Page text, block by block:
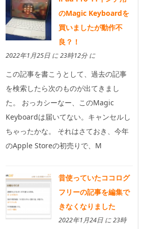
のMagic Keyboardを
買いましたが動作不
良？！
2022年1月25日 に 23時12分 に
この記事を書こうとして、過去の記事
を検索したら次のものが出てきまし
た。 おっカシーなー、このMagic
Keyboardは届いてない。キャンセルし
ちゃったかな。 それはさておき、今年
のApple Storeの初売りで、M
昔使っていたココログ
フリーの記事を編集で
きなくなりました
2022年1月24日 に 23時